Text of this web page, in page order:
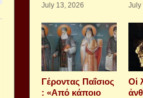
July 13, 2026 July
Γέροντας Παΐσιος
: «Από κάποιο
Οἱ